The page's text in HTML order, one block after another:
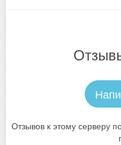
Отзывов к этому серверу